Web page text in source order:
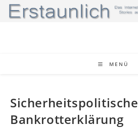
Zum
Inhalt
MENÜ
Sicherheitspolitische
Bankrotterklärung